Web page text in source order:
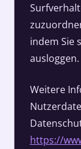
indem Sie
ausloggen.
Weitere
https://